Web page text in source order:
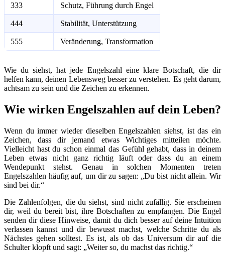
333 Schutz, Führung durch Engel
444 Stabilität, Unterstützung
555 Veränderung, Transformation
Wie du siehst, hat jede Engelszahl eine klare Botschaft, die dir
helfen kann, deinen Lebensweg besser zu verstehen. Es geht darum,
achtsam zu sein und die Zeichen zu erkennen.
Wie wirken Engelszahlen auf dein Leben?
Wenn du immer wieder dieselben Engelszahlen siehst, ist das ein
Zeichen, dass dir jemand etwas Wichtiges mitteilen möchte.
Vielleicht hast du schon einmal das Gefühl gehabt, dass in deinem
Leben etwas nicht ganz richtig läuft oder dass du an einem
Wendepunkt stehst. Genau in solchen Momenten treten
Engelszahlen häufig auf, um dir zu sagen: „Du bist nicht allein. Wir
sind bei dir.“
Die Zahlenfolgen, die du siehst, sind nicht zufällig. Sie erscheinen
dir, weil du bereit bist, ihre Botschaften zu empfangen. Die Engel
senden dir diese Hinweise, damit du dich besser auf deine Intuition
verlassen kannst und dir bewusst machst, welche Schritte du als
Nächstes gehen solltest. Es ist, als ob das Universum dir auf die
Schulter klopft und sagt: „Weiter so, du machst das richtig.“